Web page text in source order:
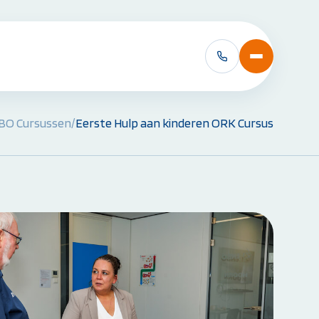
Cursussen:
Basis
VCA Cursussen bekijken
Cursussen/Eerste Hulp aan kinderen ORK Cursus